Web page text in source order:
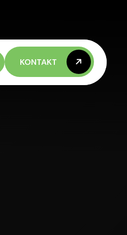
KONTAKT
KONTAKT